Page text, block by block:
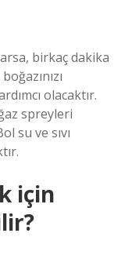
birkaç dakika
olacaktır.
spreyleri
su ve sıvı
için